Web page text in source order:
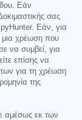
Εάν
σας
Εάν, για
μια χρέωση που
να συμβεί, για
επίσης να
για τη χρέωση
της
αμέσως εκ των